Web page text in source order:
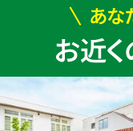
あな
お近